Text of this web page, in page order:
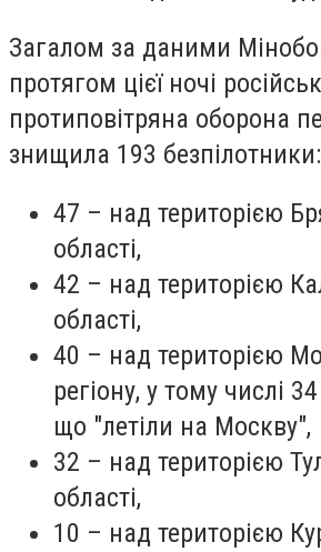
Загалом за даними
протягом цієї ночі
протиповітряна оборона
знищила 193 безпілотники:
47 – над територією
області,
42 – над територією
області,
40 – над територією
регіону, у тому числі
що "летіли на Москву",
32 – над територією
області,
10 – над територією